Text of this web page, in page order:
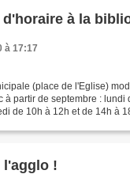
d'horaire à la
à 17:17
(place de l'Eglise)
à partir de septembre : lundi
de 10h à 12h et de 14h à
l'agglo !